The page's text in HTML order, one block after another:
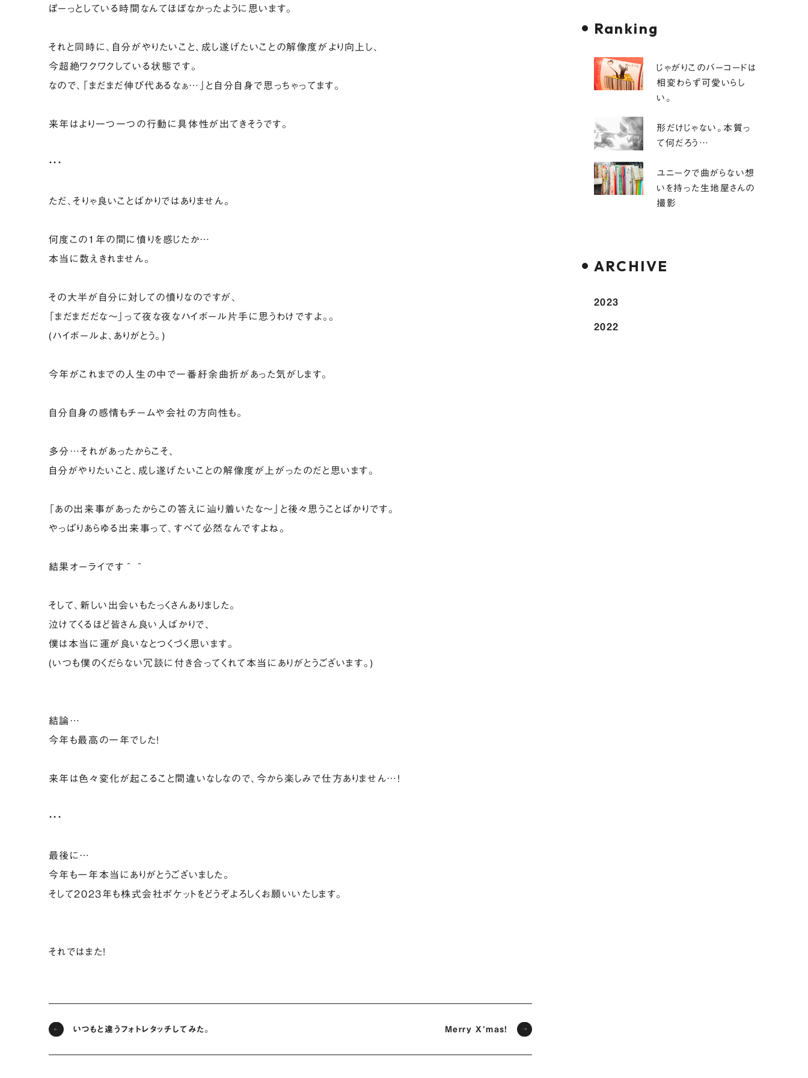
ぼーっとしている時間なんてほぼなかったように思います。
それと同時に、自分がやりたいこと、成し遂げたいことの解像度がより向上し、
今超絶ワクワクしている状態です。
なので、「まだまだ伸び代あるなぁ…」と自分自身で思っちゃってます。
来年はより一つ一つの行動に具体性が出てきそうです。
・・・
ただ、そりゃ良いことばかりではありません。
何度この1年の間に憤りを感じたか…
本当に数えきれません。
その大半が自分に対しての憤りなのですが、
「まだまだだな〜」って夜な夜なハイボール片手に思うわけですよ。。
(ハイボールよ、ありがとう。)
今年がこれまでの人生の中で一番紆余曲折があった気がします。
自分自身の感情もチームや会社の方向性も。
多分…それがあったからこそ、
自分がやりたいこと、成し遂げたいことの解像度が上がったのだと思います。
「あの出来事があったからこの答えに辿り着いたな〜」と後々思うことばかりです。
やっぱりあらゆる出来事って、すべて必然なんですよね。
結果オーライです＾＾
そして、新しい出会いもたっくさんありました。
泣けてくるほど皆さん良い人ばかりで、
僕は本当に運が良いなとつくづく思います。
(いつも僕のくだらない冗談に付き合ってくれて本当にありがとうございます。)
結論…
今年も最高の一年でした!
来年は色々変化が起こること間違いなしなので、今から楽しみで仕方ありません…!
・・・
最後に…
今年も一年本当にありがとうございました。
そして2023年も株式会社ポケットをどうぞよろしくお願いいたします。
それではまた!
いつもと違うフォトレタッチしてみた。 Merry X’mas!
Ranking
じゃがりこのバーコードは
相変わらず可愛いらし
い。
形だけじゃない。本質っ
て何だろう…
ユニークで曲がらない想
いを持った生地屋さんの
撮影
ARCHIVE
2023
2022